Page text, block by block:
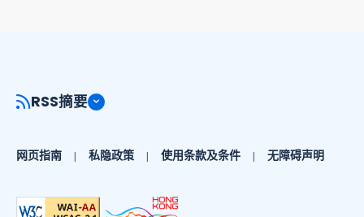
RSS摘要
网页指南 私隐政策 使用条款及条件 无障碍声明